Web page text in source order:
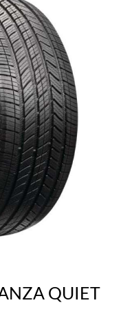
QUIET